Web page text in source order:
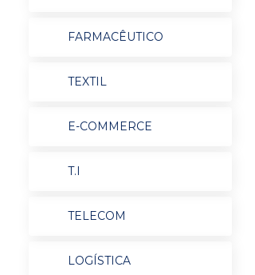
FARMACÊUTICO
TEXTIL
E-COMMERCE
T.I
TELECOM
LOGÍSTICA